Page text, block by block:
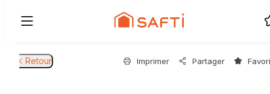
Retour Imprimer Partager